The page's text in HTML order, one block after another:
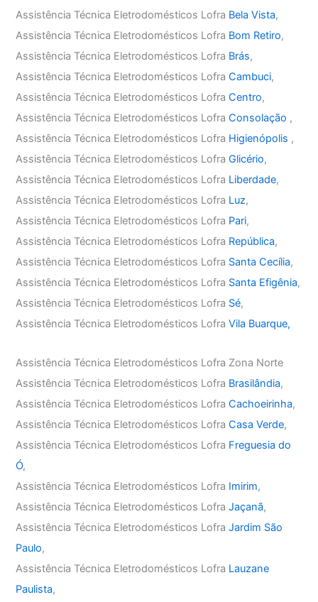
Assistência Técnica Eletrodomésticos Lofra Bela Vista,
Assistência Técnica Eletrodomésticos Lofra Bom Retiro,
Assistência Técnica Eletrodomésticos Lofra Brás,
Assistência Técnica Eletrodomésticos LofraCambuci,
Assistência Técnica Eletrodomésticos LofraCentro,
Assistência Técnica Eletrodomésticos LofraConsolação ,
Assistência Técnica Eletrodomésticos Lofra Higienópolis ,
Assistência Técnica Eletrodomésticos LofraGlicério,
Assistência Técnica Eletrodomésticos Lofra Liberdade,
Assistência Técnica Eletrodomésticos Lofra Luz,
Assistência Técnica Eletrodomésticos Lofra Pari,
Assistência Técnica Eletrodomésticos Lofra República,
Assistência Técnica Eletrodomésticos Lofra Santa Cecília,
Assistência Técnica Eletrodomésticos Lofra Santa Efigênia,
Assistência Técnica Eletrodomésticos Lofra Sé,
Assistência Técnica Eletrodomésticos LofraVila Buarque,
Assistência Técnica Eletrodomésticos Lofra Zona Norte
Assistência Técnica Eletrodomésticos Lofra Brasilândia,
Assistência Técnica Eletrodomésticos LofraCachoeirinha,
Assistência Técnica Eletrodomésticos LofraCasa Verde,
Assistência Técnica Eletrodomésticos Lofra Freguesia do
Ó,
Assistência Técnica Eletrodomésticos Lofra Imirim,
Assistência Técnica Eletrodomésticos LofraJaçanã,
Assistência Técnica Eletrodomésticos LofraJardim São
Paulo,
Assistência Técnica Eletrodomésticos Lofra Lauzane
Paulista,